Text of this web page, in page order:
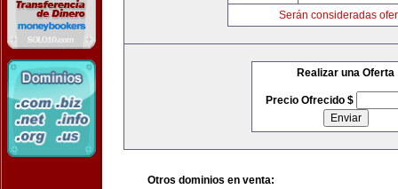
Serán consideradas
Realizar una Oferta
Precio Ofrecido $
Otros dominios en venta: